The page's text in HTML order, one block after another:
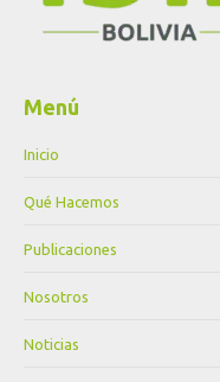
Menú
Inicio
Qué Hacemos
Publicaciones
Nosotros
Noticias